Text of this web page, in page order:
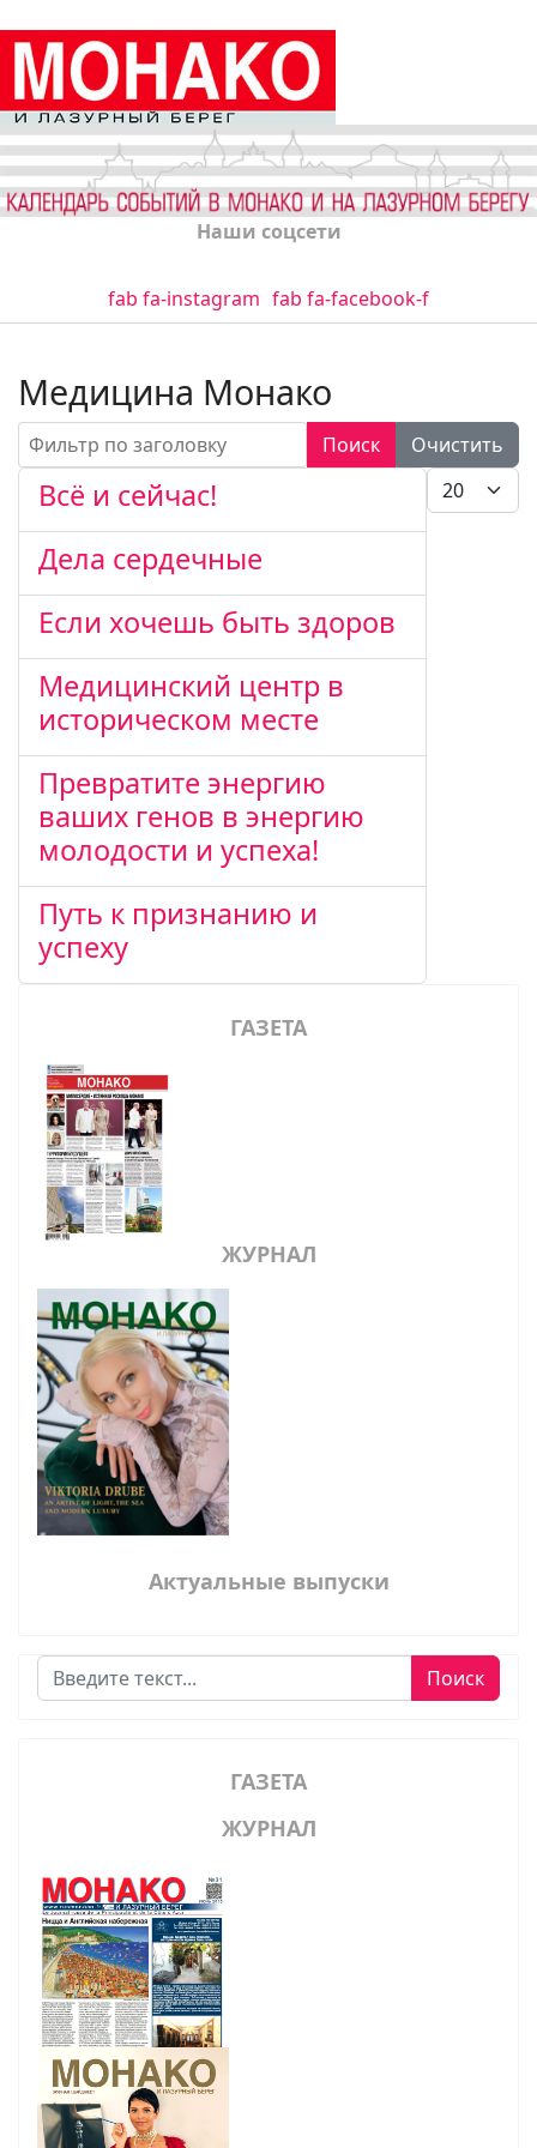
Наши соцсети
fab fa-instagram fab fa-facebook-f
Медицина Монако
Фильтр по заголовку Поиск
Очистить
Кол-во
Всё и сейчас!
Дела сердечные
Если хочешь быть здоров
Медицинский центр в
историческом месте
Превратите энергию
ваших генов в энергию
молодости и успеха!
Путь к признанию и
успеху
ГАЗЕТА
ЖУРНАЛ
Актуальные выпуски
Поиск Поиск
ГАЗЕТА
ЖУРНАЛ